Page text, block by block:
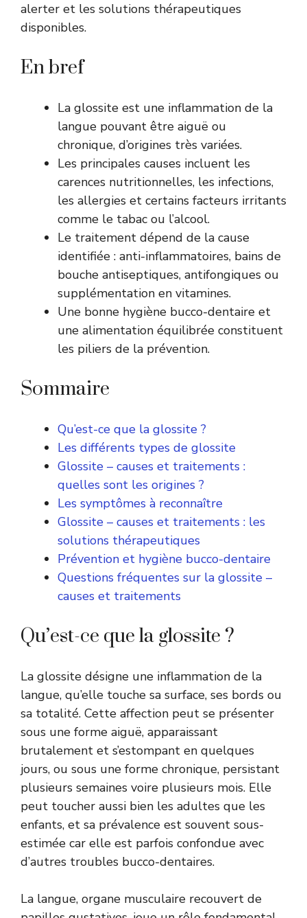
alerter et les solutions thérapeutiques
disponibles.
En bref
La glossite est une inflammation de la
langue pouvant être aiguë ou
chronique, d’origines très variées.
Les principales causes incluent les
carences nutritionnelles, les infections,
les allergies et certains facteurs irritants
comme le tabac ou l’alcool.
Le traitement dépend de la cause
identifiée : anti-inflammatoires, bains de
bouche antiseptiques, antifongiques ou
supplémentation en vitamines.
Une bonne hygiène bucco-dentaire et
une alimentation équilibrée constituent
les piliers de la prévention.
Sommaire
Qu’est-ce que la glossite ?
Les différents types de glossite
Glossite – causes et traitements :
quelles sont les origines ?
Les symptômes à reconnaître
Glossite – causes et traitements : les
solutions thérapeutiques
Prévention et hygiène bucco-dentaire
Questions fréquentes sur la glossite –
causes et traitements
Qu’est-ce que la glossite ?
La glossite désigne une inflammation de la
langue, qu’elle touche sa surface, ses bords ou
sa totalité. Cette affection peut se présenter
sous une forme aiguë, apparaissant
brutalement et s’estompant en quelques
jours, ou sous une forme chronique, persistant
plusieurs semaines voire plusieurs mois. Elle
peut toucher aussi bien les adultes que les
enfants, et sa prévalence est souvent sous-
estimée car elle est parfois confondue avec
d’autres troubles bucco-dentaires.
La langue, organe musculaire recouvert de